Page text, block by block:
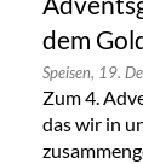
dem
Speisen, 19.
Zum 4.
das wir in